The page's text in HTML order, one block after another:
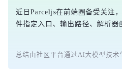
近日Parceljs在前端圈备受关注
件指定入口、输出路径、解析器
总结由社区平台通过AI大模型技术